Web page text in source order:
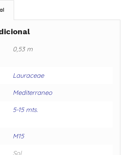
0,53 m
Lauraceae
Mediterraneo
5-15 mts.
M15
Sol